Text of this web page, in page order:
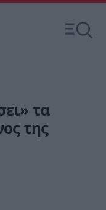
τα
της